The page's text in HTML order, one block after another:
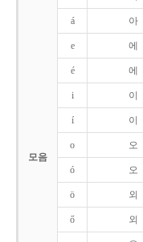
모음
á 아
e 에
é 에
i 이
í 이
o 오
ó 오
ö 외
ő 외